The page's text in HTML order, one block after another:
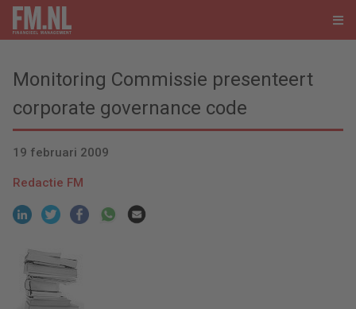
Monitoring Commissie presenteert
corporate governance code
19 februari 2009
Redactie FM